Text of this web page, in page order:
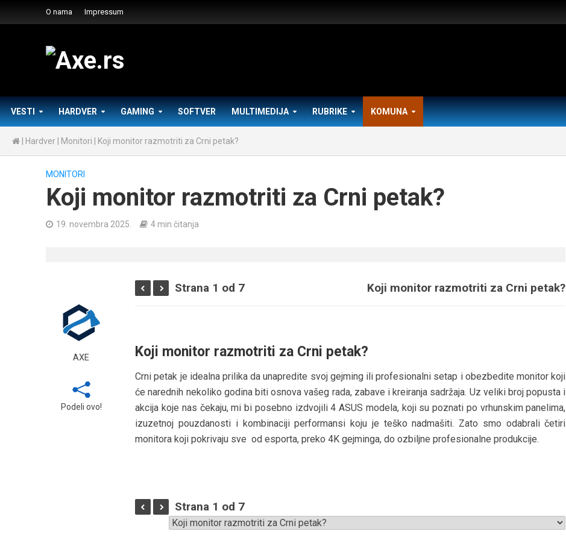
O nama Impressum
VESTI HARDVER GAMING SOFTVER MULTIMEDIJA RUBRIKE KOMUNA
Hardver Monitori Koji monitor razmotriti za Crni petak?
MONITORI
Koji monitor razmotriti za Crni petak?
19. novembra 2025. 4 min čitanja
AXE
Podeli ovo!
Strana 1 od 7 Koji monitor razmotriti za Crni petak?
Koji monitor razmotriti za Crni petak?
Crni petak je idealna prilika da unapredite svoj gejming ili profesionalni setap i obezbedite monitor koji
će narednih nekoliko godina biti osnova vašeg rada, zabave i kreiranja sadržaja. Uz veliki broj popusta i
akcija koje nas čekaju, mi bi posebno izdvojili 4 ASUS modela, koji su poznati po vrhunskim panelima,
izuzetnoj pouzdanosti i kombinaciji performansi koju je teško nadmašiti. Zato smo odabrali četiri
monitora koji pokrivaju sve od esporta, preko 4K gejminga, do ozbiljne profesionalne produkcije.
Strana 1 od 7